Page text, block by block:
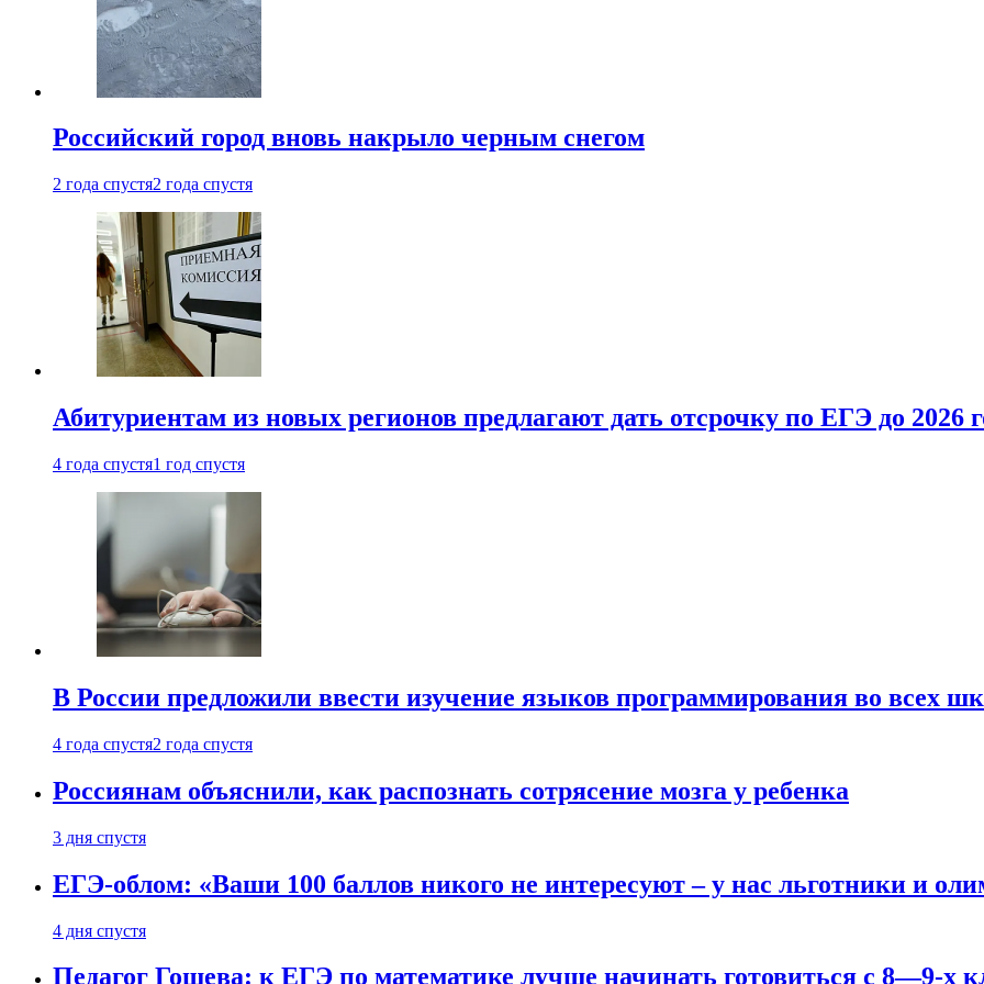
Российский город вновь накрыло черным снегом
2 года спустя2 года спустя
Абитуриентам из новых регионов предлагают дать отсрочку по ЕГЭ до 2026
4 года спустя1 год спустя
В России предложили ввести изучение языков программирования во всех
4 года спустя2 года спустя
Россиянам объяснили, как распознать сотрясение мозга у ребенка
3 дня спустя
ЕГЭ-облом: «Ваши 100 баллов никого не интересуют – у нас льготники и
4 дня спустя
Педагог Гошева: к ЕГЭ по математике лучше начинать готовиться с 8—9-х